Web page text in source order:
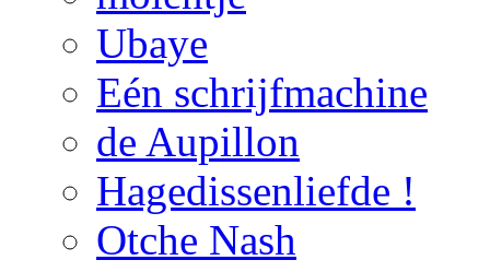
Ubaye
Eén schrijfmachine
de Aupillon
Hagedissenliefde !
Otche Nash